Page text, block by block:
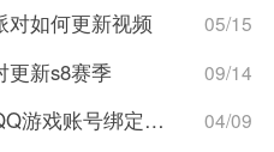
对如何更新视频 05/15
更新s8赛季 09/14
乱世王者怎么解绑qq号 QQ游戏账号绑定解除流程 04/09